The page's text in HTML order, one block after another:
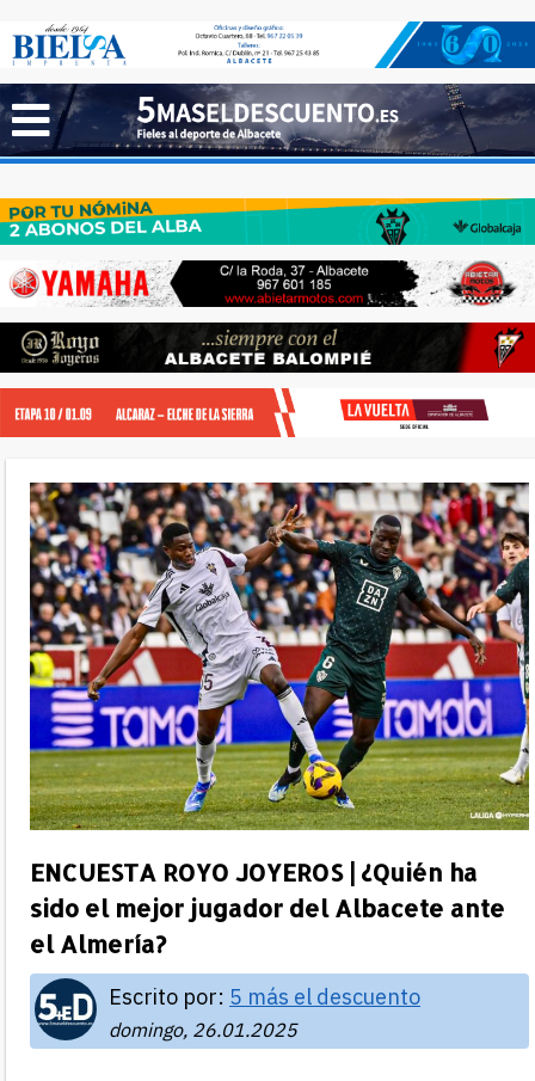
ENCUESTA ROYO JOYEROS | ¿Quién ha
sido el mejor jugador del Albacete ante
el Almería?
Escrito por: 5 más el descuento
domingo, 26.01.2025